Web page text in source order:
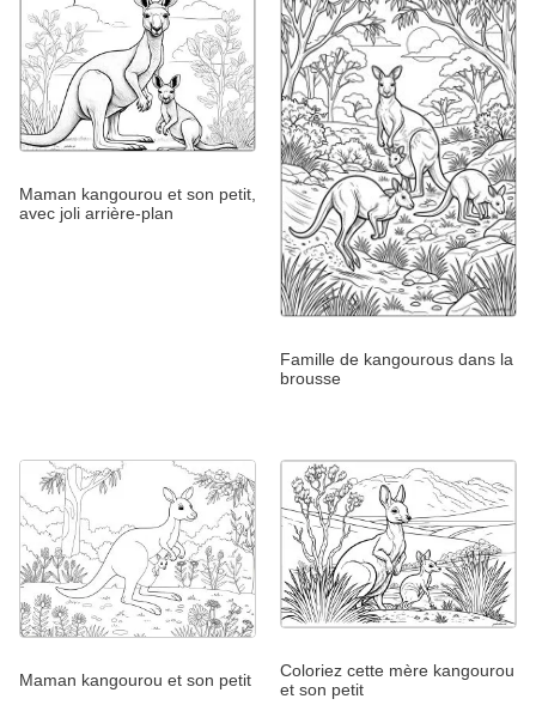
Maman kangourou et son petit,
avec joli arrière-plan
Famille de kangourous dans la
brousse
Maman kangourou et son petit
Coloriez cette mère kangourou
et son petit